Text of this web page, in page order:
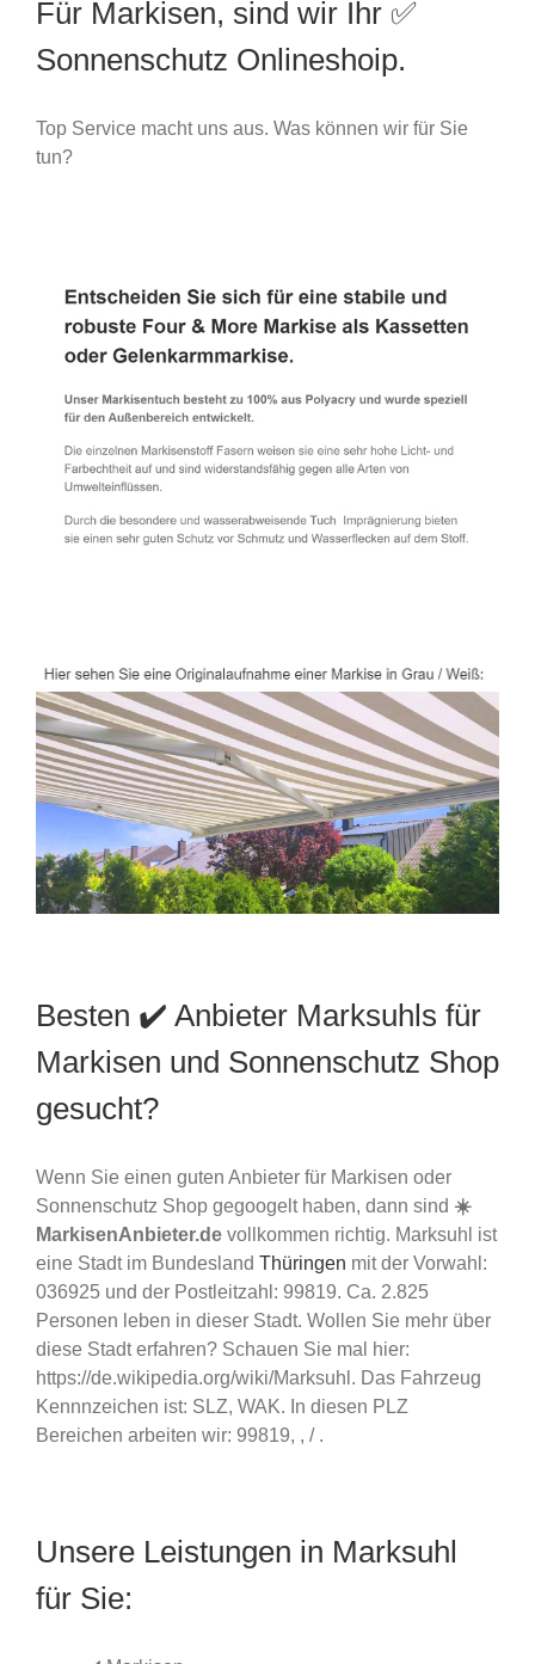
Für Markisen, sind wir Ihr ✅
Sonnenschutz Onlineshoip.
Top Service macht uns aus. Was können wir für Sie
tun?
Besten ✔️ Anbieter Marksuhls für
Markisen und Sonnenschutz Shop
gesucht?
Wenn Sie einen guten Anbieter für Markisen oder
Sonnenschutz Shop gegoogelt haben, dann sind ☀️
MarkisenAnbieter.de vollkommen richtig. Marksuhl ist
eine Stadt im Bundesland Thüringen mit der Vorwahl:
036925 und der Postleitzahl: 99819. Ca. 2.825
Personen leben in dieser Stadt. Wollen Sie mehr über
diese Stadt erfahren? Schauen Sie mal hier:
https://de.wikipedia.org/wiki/Marksuhl. Das Fahrzeug
Kennnzeichen ist: SLZ, WAK. In diesen PLZ
Bereichen arbeiten wir: 99819, , / .
Unsere Leistungen in Marksuhl
für Sie: